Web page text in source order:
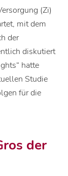
(Zi)
mit dem
der
diskutiert
hatte
Studie
für die
der